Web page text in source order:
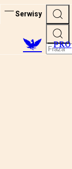
Serwisy
PRO